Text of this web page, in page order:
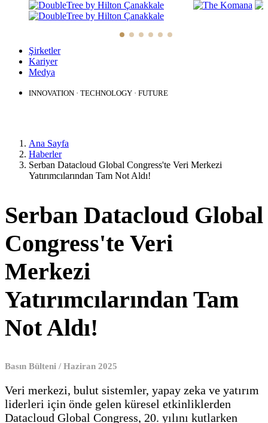
Şirketler
Kariyer
Medya
INNOVATION · TECHNOLOGY · FUTURE
Ana Sayfa
Haberler
Serban Datacloud Global Congress'te Veri Merkezi
Yatırımcılarından Tam Not Aldı!
Serban Datacloud Global
Congress'te Veri
Merkezi
Yatırımcılarından Tam
Not Aldı!
Basın Bülteni / Haziran 2025
Veri merkezi, bulut sistemler, yapay zeka ve yatırım
liderleri için önde gelen küresel etkinliklerden
Datacloud Global Congress, 20. yılını kutlarken